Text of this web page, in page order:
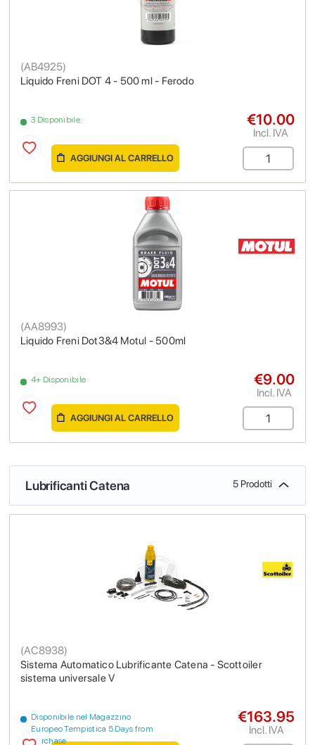
Liquido Freni DOT 4 - 500 ml - Ferodo
(AB4925)
3 Disponibile €10.00
Incl. IVA
AGGIUNGI AL CARRELLO
Liquido Freni Dot3&4 Motul - 500ml
(AA8993)
4+ Disponibile €9.00
Incl. IVA
AGGIUNGI AL CARRELLO
Lubrificanti Catena 5 Prodotti
Sistema Automatico Lubrificante Catena - Scottoiler
sistema universale V
(AC8938)
Disponibile nel Magazzino
Europeo Tempistica 5 Days from
purchase
€163.95
Incl. IVA